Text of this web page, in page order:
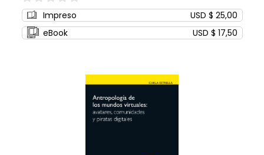
0%
Impreso
USD $ 25,00
eBook
USD $ 17,50